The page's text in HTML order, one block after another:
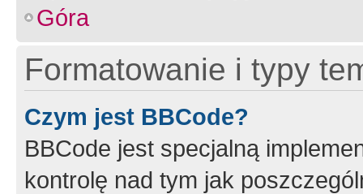
Góra
Formatowanie i typy
Czym jest BBCode?
BBCode jest specjalną
kontrolę nad tym jak